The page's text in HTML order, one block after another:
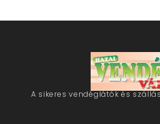
A sikeres vendéglátók és